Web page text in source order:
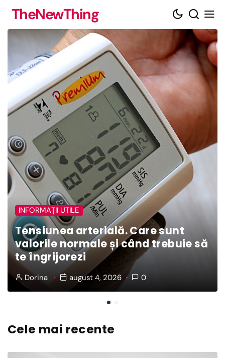
Skip
content
TheNewThing
INFORMAȚII UTILE
Tensiunea arterială. Care sunt
valorile normale și când trebuie să
te îngrijorezi
Dorina august 4, 2026 0
Cele mai recente